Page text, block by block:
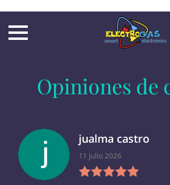
Opiniones de
jualma castro
11 julio 2026